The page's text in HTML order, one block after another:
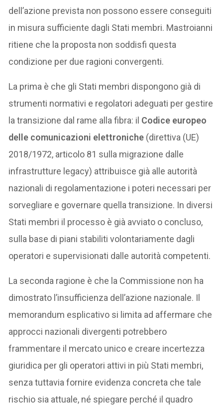
dell’azione prevista non possono essere conseguiti
in misura sufficiente dagli Stati membri. Mastroianni
ritiene che la proposta non soddisfi questa
condizione per due ragioni convergenti.
La prima è che gli Stati membri dispongono già di
strumenti normativi e regolatori adeguati per gestire
la transizione dal rame alla fibra: il Codice europeo
delle comunicazioni elettroniche (direttiva (UE)
2018/1972, articolo 81 sulla migrazione dalle
infrastrutture legacy) attribuisce già alle autorità
nazionali di regolamentazione i poteri necessari per
sorvegliare e governare quella transizione. In diversi
Stati membri il processo è già avviato o concluso,
sulla base di piani stabiliti volontariamente dagli
operatori e supervisionati dalle autorità competenti.
La seconda ragione è che la Commissione non ha
dimostrato l’insufficienza dell’azione nazionale. Il
memorandum esplicativo si limita ad affermare che
approcci nazionali divergenti potrebbero
frammentare il mercato unico e creare incertezza
giuridica per gli operatori attivi in più Stati membri,
senza tuttavia fornire evidenza concreta che tale
rischio sia attuale, né spiegare perché il quadro